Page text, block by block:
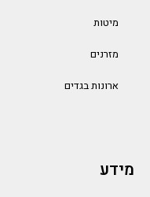
מיטות
מזרנים
ארונות בגדים
מידע